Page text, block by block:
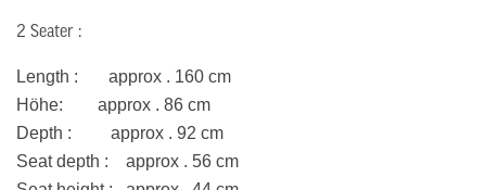
2 Seater :
Length : approx . 160 cm
Höhe: approx . 86 cm
Depth : approx . 92 cm
Seat depth : approx . 56 cm